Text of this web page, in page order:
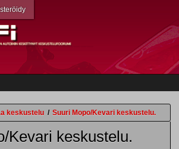
keskustelu / Suuri Mopo/Kevari keskustelu.
Kevari keskustelu.